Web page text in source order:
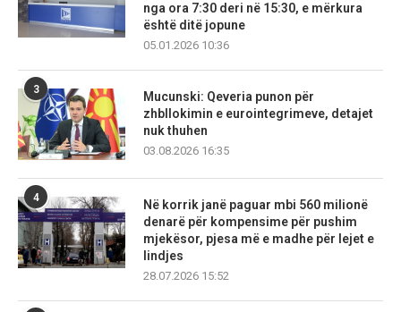
nga ora 7:30 deri në 15:30, e mërkura
është ditë jopune
05.01.2026 10:36
3
Mucunski: Qeveria punon për
zhbllokimin e eurointegrimeve, detajet
nuk thuhen
03.08.2026 16:35
4
Në korrik janë paguar mbi 560 milionë
denarë për kompensime për pushim
mjekësor, pjesa më e madhe për lejet e
lindjes
28.07.2026 15:52